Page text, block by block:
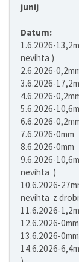
junij
Datum:
1.6.2026-
nevihta )
2.6.2026-
3.6.2026-
4.6.2026-
5.6.2026-
6.6.2026-
7.6.2026-0mm
8.6.2026-0mm
9.6.2026-
nevihta )
10.6.2026-
nevihta z
11.6.2026-
12.6.2026-0mm
13.6.2026-0mm
14.6.2026-